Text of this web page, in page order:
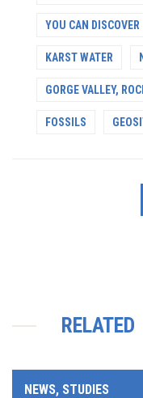
YOU CAN DISCOVER
KARST WATER
GORGE VALLEY,
FOSSILS
RELATED
NEWS, STUDIES